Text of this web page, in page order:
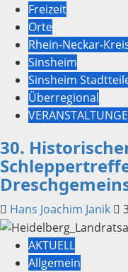
Freizeit
Orte
Rhein-Neckar-
Sinsheim
Sinsheim
Überregional
30.
Hans Joachim Janik
AKTUELL
Allgemein